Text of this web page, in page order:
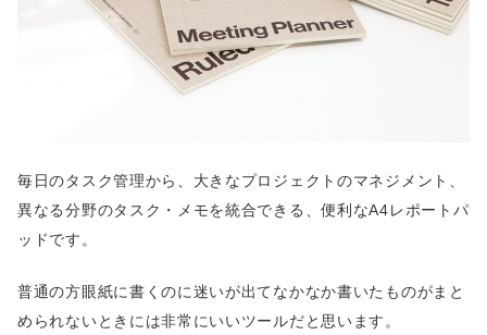
毎日のタスク管理から、大きなプロジェクトのマネジメント、
異なる分野のタスク・メモを統合できる、便利なA4レポートパ
ッドです。
普通の方眼紙に書くのに迷いが出てなかなか書いたものがまと
められないときには非常にいいツールだと思います。